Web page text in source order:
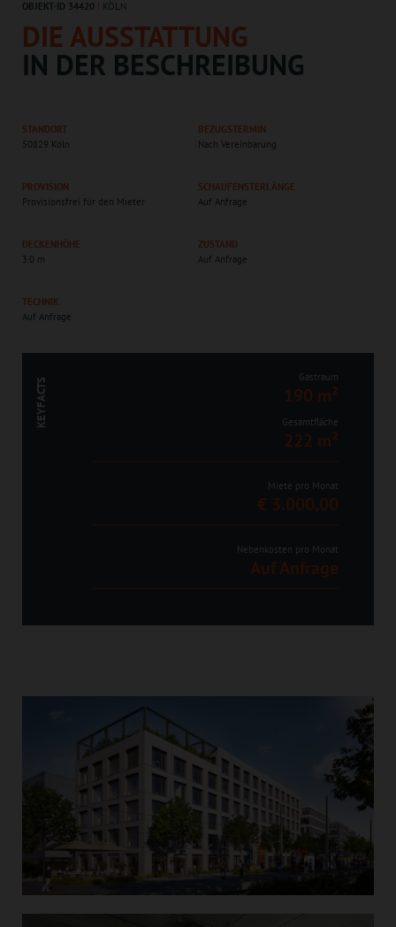
OBJEKT-ID 34420| KÖLN
DIE AUSSTATTUNG
IN DER BESCHREIBUNG
STANDORT
50829 Köln
BEZUGSTERMIN
Nach Vereinbarung
PROVISION
Provisionsfrei für den Mieter
SCHAUFENSTERLÄNGE
Auf Anfrage
DECKENHÖHE
3.0 m
ZUSTAND
Auf Anfrage
TECHNIK
Auf Anfrage
Gastraum
190 m²
Gesamtfläche
222 m²
Miete pro Monat
€ 3.000,00
Nebenkosten pro Monat
Auf Anfrage
KEYFACTS